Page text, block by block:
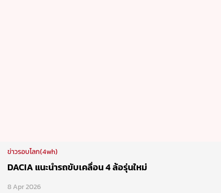
ข่าวรอบโลก(4wh)
DACIA แนะนำรถขับเคลื่อน 4 ล้อรุ่นใหม่
8 Apr 2026